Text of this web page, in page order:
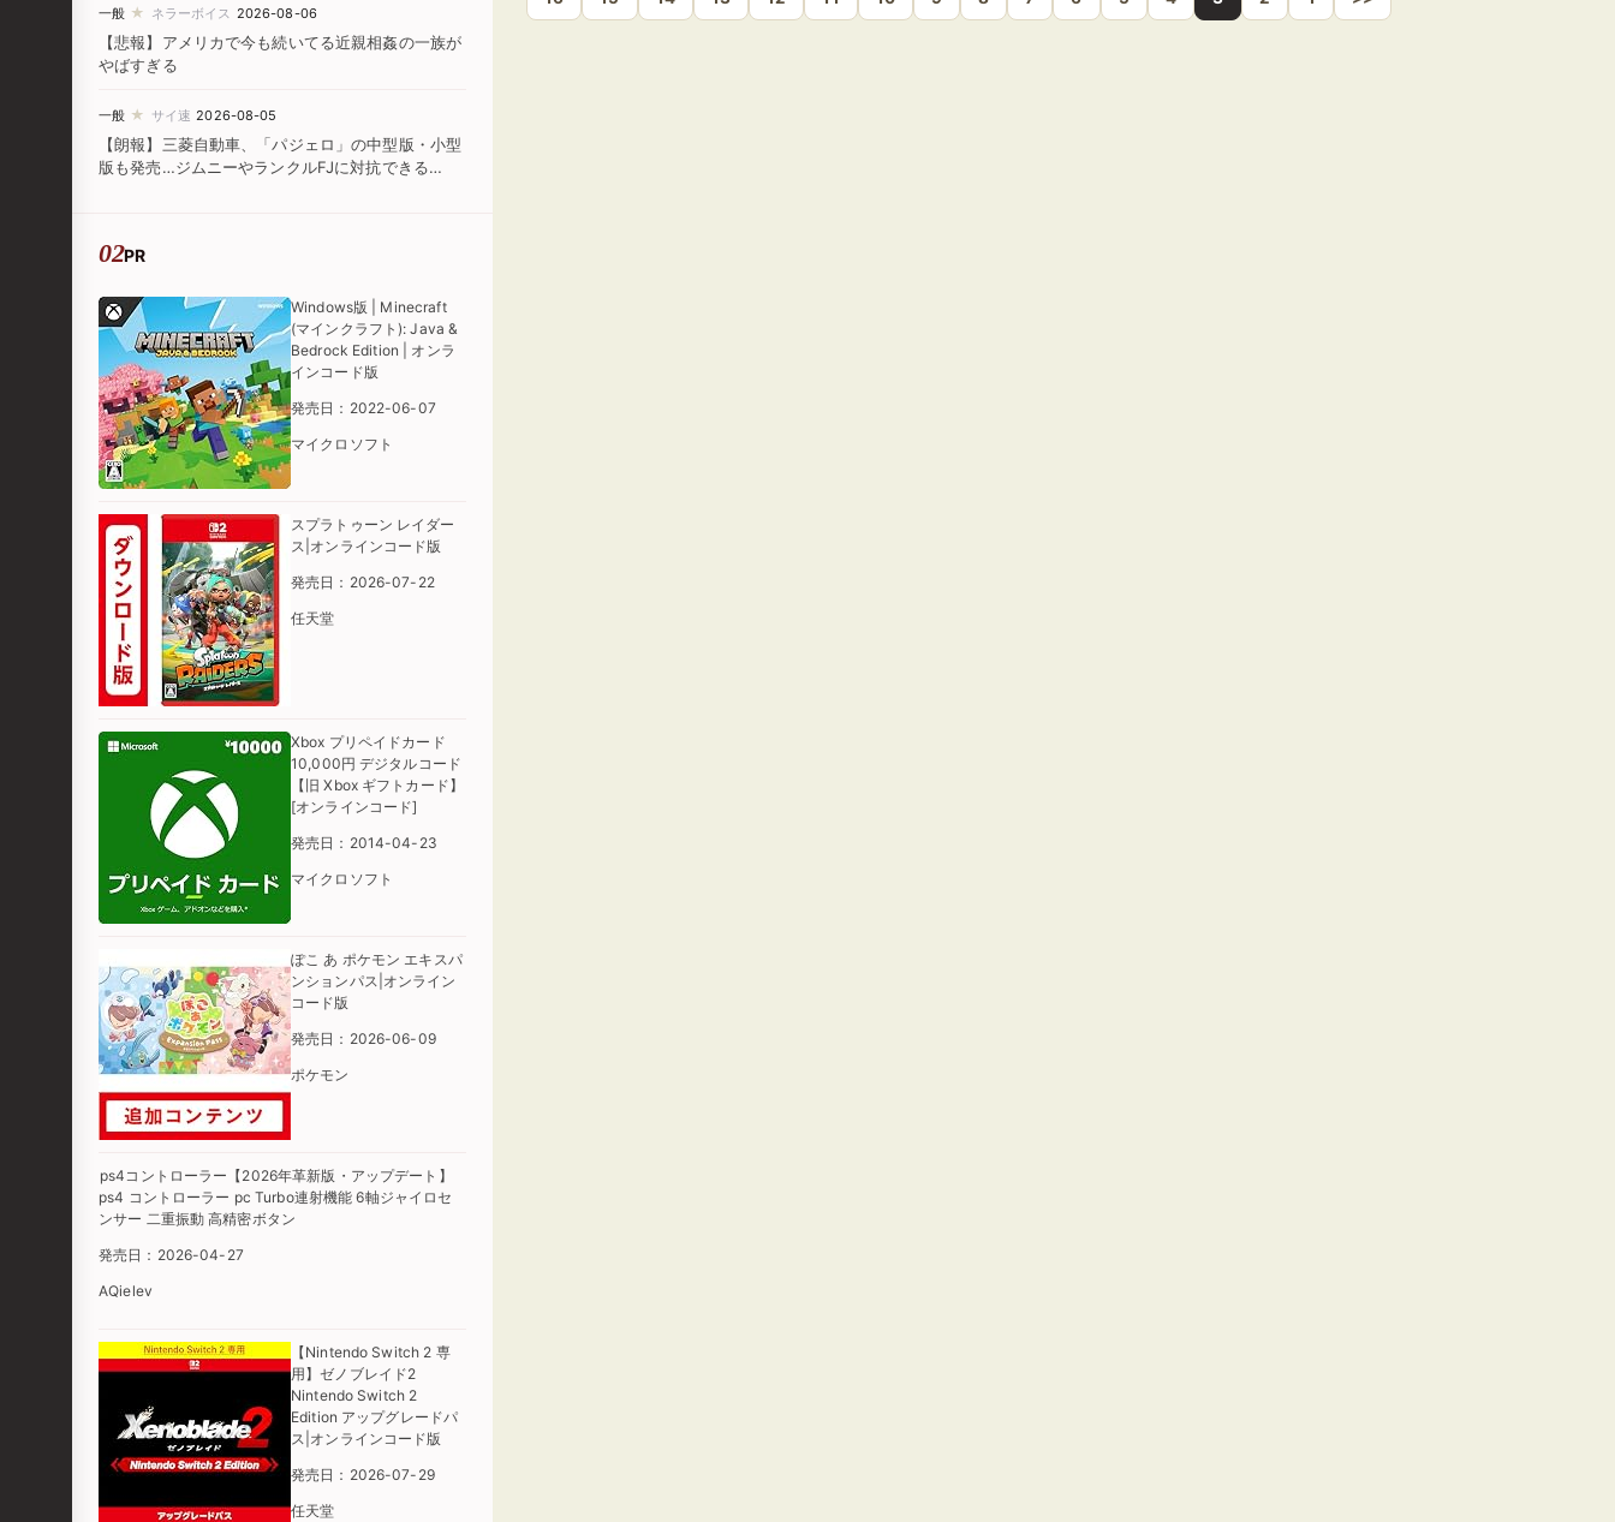
一般 ★ ネラーボイス 2026-08-06
【悲報】アメリカで今も続いてる近親相姦の一族が
やばすぎる
一般 ★ サイ速 2026-08-05
【朗報】三菱自動車、「パジェロ」の中型版・小型
版も発売…ジムニーやランクルFJに対抗できる
PR
Windows版 | Minecraft
(マインクラフト): Java &
Bedrock Edition | オンラ
インコード版
発売日：2022-06-07
マイクロソフト
スプラトゥーン レイダー
ス|オンラインコード版
発売日：2026-07-22
任天堂
Xbox プリペイドカード
10,000円 デジタルコード
【旧 Xbox ギフトカード】
[オンラインコード]
発売日：2014-04-23
マイクロソフト
ぽこ あ ポケモン エキスパ
ンションパス|オンライン
コード版
発売日：2026-06-09
ポケモン
ps4コントローラー【2026年革新版・アップデート】
ps4 コントローラー pc Turbo連射機能 6軸ジャイロセ
ンサー 二重振動 高精密ボタン
発売日：2026-04-27
AQielev
【Nintendo Switch 2 専
用】ゼノブレイド2
Nintendo Switch 2
Edition アップグレードパ
ス|オンラインコード版
発売日：2026-07-29
任天堂